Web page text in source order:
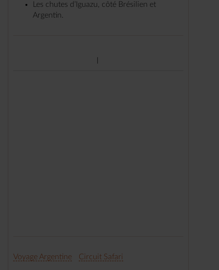
Les chutes d’Iguazu, côté Brésilien et
Argentin.
Voyage Argentine Circuit Safari